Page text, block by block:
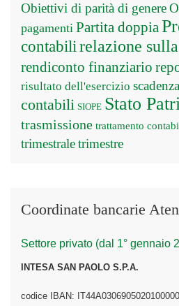
Obiettivi di parità di genere
pagamenti Partita doppia
contabilirelazione
rendiconto finanziario
risultato dell'esercizio scadenza
contabili SIOPE Stato
trasmissione trattamento
trimestraletrimestre
Coordinate bancarie
Settore privato (dal 1° gennaio
INTESA SAN PAOLO S.P.A.
codice IBAN: